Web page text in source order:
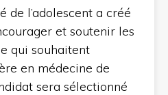
de l’adolescent a créé
et soutenir les
qui souhaitent
en médecine de
sera sélectionné